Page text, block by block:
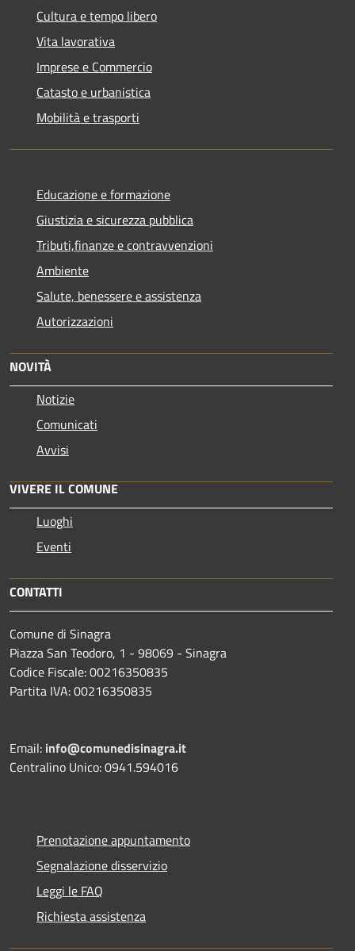
Cultura e tempo libero
Vita lavorativa
Imprese e Commercio
Catasto e urbanistica
Mobilità e trasporti
Educazione e formazione
Giustizia e sicurezza pubblica
Tributi,finanze e contravvenzioni
Ambiente
Salute, benessere e assistenza
Autorizzazioni
NOVITÀ
Notizie
Comunicati
Avvisi
VIVERE IL COMUNE
Luoghi
Eventi
CONTATTI
Comune di Sinagra
Piazza San Teodoro, 1 - 98069 - Sinagra
Codice Fiscale: 00216350835
Partita IVA: 00216350835
Email: info@comunedisinagra.it
Centralino Unico: 0941.594016
Prenotazione appuntamento
Segnalazione disservizio
Leggi le FAQ
Richiesta assistenza